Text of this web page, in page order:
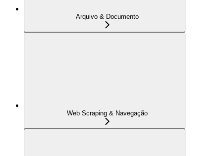
Arquivo & Documento
Web Scraping & Navegação